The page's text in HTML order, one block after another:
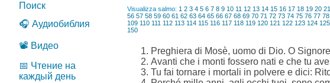
Поиск
🎧 Аудиобиблия
📽️ Видео
📅 Чтение на
каждый день
Visualizza salmo: 1 2 3 4 5 6 7 8 9 10 11 12 13 14 15 16 17 18 19 20 21
56 57 58 59 60 61 62 63 64 65 66 67 68 69 70 71 72 73 74 75 76 77 78
109 110 111 112 113 114 115 116 117 118 119 120 121 122 123 124 125
150
Preghiera di Mosè, uomo di Dio. O
Avanti che i monti fossero nati e che tu
Tu fai tornare i mortali in polvere e dici: